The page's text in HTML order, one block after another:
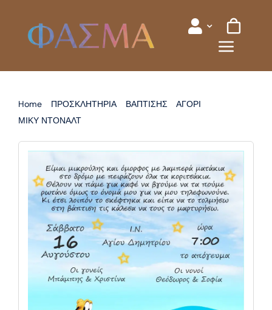
content
Home ΠΡΟΣΚΛΗΤΗΡΙΑ ΒΑΠΤΙΣΗΣ
ΑΓΟΡΙ
ΜΙΚΥ ΝΤΟΝΑΛΤ